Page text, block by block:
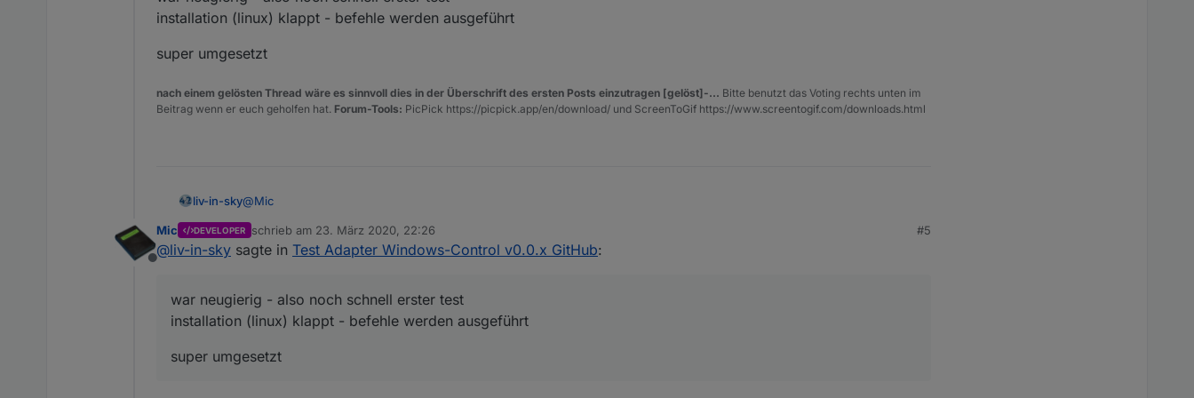
Danke :-)
Läuft bei mir sowohl auf einem Windows-Rechner (Testsytem) als auch produktiv unter Debian soweit gut...
installation (linux) klappt - befehle werden ausgeführt
super umgesetzt
nach einem gelösten Thread wäre es sinnvoll dies in der Überschrift des ersten Posts einzutragen [gelöst]-... Bitte benutzt das Voting rechts unten im
Beitrag wenn er euch geholfen hat. Forum-Tools: PicPick https://picpick.app/en/download/ und ScreenToGif https://www.screentogif.com/downloads.html
liv-in-sky@Mic
war neugierig - also noch schnell erster test
installation (linux) klappt - befehle werden ausgeführt
Offline
Mic DEVELOPER schrieb am 23. März 2020, 22:26
zuletzt editiert von
#5
@liv-in-sky sagte in Test Adapter Windows-Control v0.0.x GitHub:
war neugierig - also noch schnell erster test
installation (linux) klappt - befehle werden ausgeführt
super umgesetzt